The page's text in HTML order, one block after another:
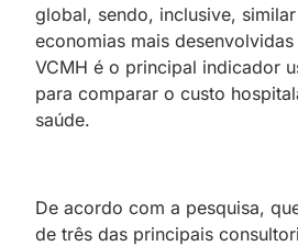
global, sendo, inclusive,
economias mais
VCMH é o principal indicador
para comparar o custo
saúde.
De acordo com a pesquisa,
de três das principais